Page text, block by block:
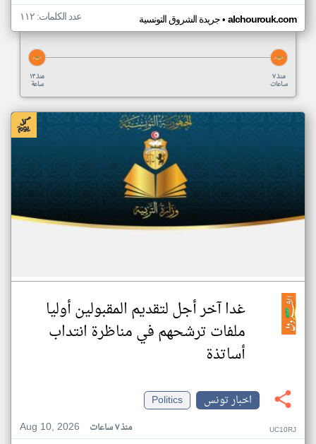
جريدة الشروق التونسية• alchourouk.com عدد الكلمات: ١١٢
منذ ١٣
ساعة
منذ ٧
ساعات
غدا آخر أجل لتقديم المقبولين أوليا
ملفات ترشحهم في مناظرة انتداب
أساتذة
اخبار تونس
Politics
Aug 10, 2026
منذ ٧ ساعات UC10RJ